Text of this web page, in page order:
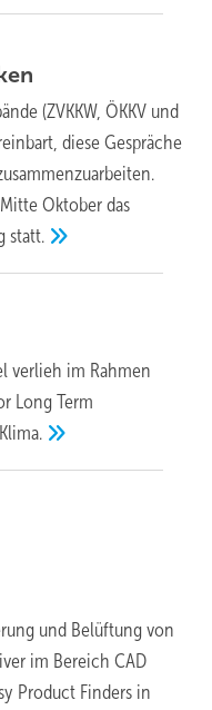
(ZVKKW, ÖKKV und
diese Gespräche
Oktober das
statt.
verlieh im Rahmen
Long Term
und Belüftung von
im Bereich CAD
Product Finders in